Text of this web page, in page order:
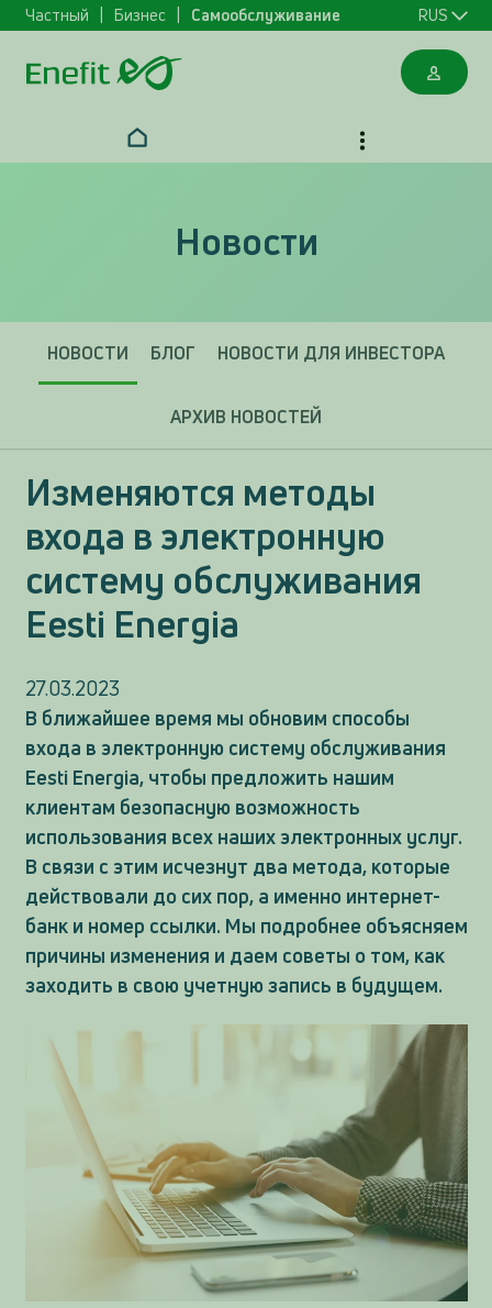
Частный Бизнес Самообслуживание RUS
Новости
НОВОСТИ БЛОГ НОВОСТИ ДЛЯ ИНВЕСТОРА
АРХИВ НОВОСТЕЙ
Изменяются методы
входа в электронную
систему обслуживания
Eesti Energia
27.03.2023
В ближайшее время мы обновим способы
входа в электронную систему обслуживания
Eesti Energia, чтобы предложить нашим
клиентам безопасную возможность
использования всех наших электронных услуг.
В связи с этим исчезнут два метода, которые
действовали до сих пор, а именно интернет-
банк и номер ссылки. Мы подробнее объясняем
причины изменения и даем советы о том, как
заходить в свою учетную запись в будущем.